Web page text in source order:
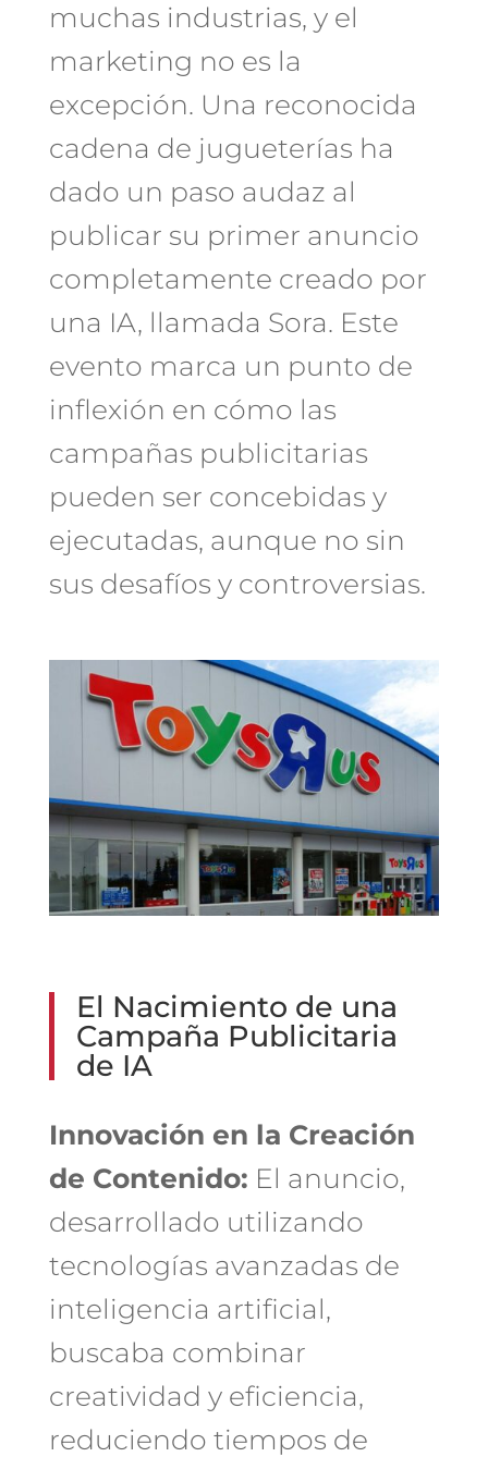
muchas industrias, y el
marketing no es la
excepción. Una reconocida
cadena de jugueterías ha
dado un paso audaz al
publicar su primer anuncio
completamente creado por
una IA, llamada Sora. Este
evento marca un punto de
inflexión en cómo las
campañas publicitarias
pueden ser concebidas y
ejecutadas, aunque no sin
sus desafíos y controversias.
El Nacimiento de una
Campaña Publicitaria
de IA
Innovación en la Creación
de Contenido: El anuncio,
desarrollado utilizando
tecnologías avanzadas de
inteligencia artificial,
buscaba combinar
creatividad y eficiencia,
reduciendo tiempos de